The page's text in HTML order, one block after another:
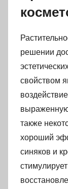
решении
свойством
выраженную
также
хороший
синяков и